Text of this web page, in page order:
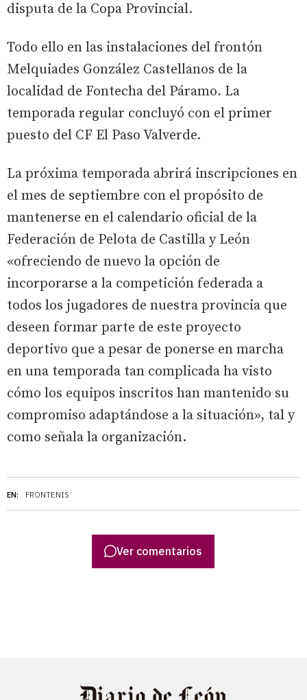
EN: FRONTENIS
disputa de la Copa Provincial.
Todo ello en las instalaciones del frontón
Melquiades González Castellanos de la
localidad de Fontecha del Páramo. La
temporada regular concluyó con el primer
puesto del CF El Paso Valverde.
La próxima temporada abrirá inscripciones en
el mes de septiembre con el propósito de
mantenerse en el calendario oficial de la
Federación de Pelota de Castilla y León
«ofreciendo de nuevo la opción de
incorporarse a la competición federada a
todos los jugadores de nuestra provincia que
deseen formar parte de este proyecto
deportivo que a pesar de ponerse en marcha
en una temporada tan complicada ha visto
cómo los equipos inscritos han mantenido su
compromiso adaptándose a la situación», tal y
como señala la organización.
Ver comentarios